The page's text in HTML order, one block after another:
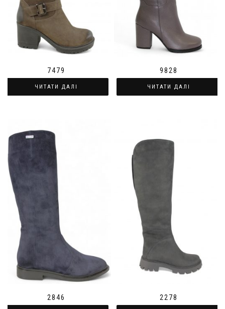
7479
ЧИТАТИ ДАЛІ
9828
ЧИТАТИ ДАЛІ
2846 2278